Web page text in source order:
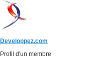
Developpez.com
Profil d'un membre